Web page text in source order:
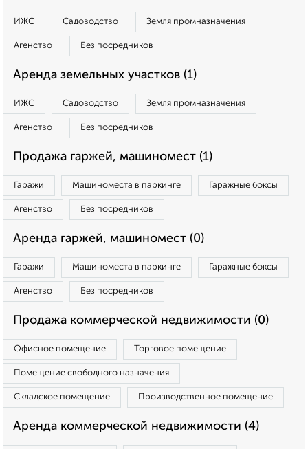
ИЖС Садоводство Земля промназначения
Агенство Без посредников
Аренда земельных участков (1)
ИЖС Садоводство Земля промназначения
Агенство Без посредников
Продажа гаржей, машиномест (1)
Гаражи Машиноместа в паркинге Гаражные боксы
Агенство Без посредников
Аренда гаржей, машиномест (0)
Гаражи Машиноместа в паркинге Гаражные боксы
Агенство Без посредников
Продажа коммерческой недвижимости (0)
Офисное помещение Торговое помещение
Помещение свободного назначения
Складское помещение Производственное помещение
Аренда коммерческой недвижимости (4)